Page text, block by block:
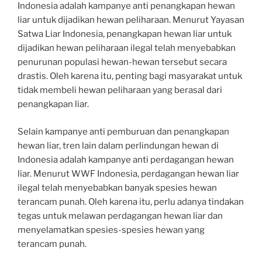
Indonesia adalah kampanye anti penangkapan hewan
liar untuk dijadikan hewan peliharaan. Menurut Yayasan
Satwa Liar Indonesia, penangkapan hewan liar untuk
dijadikan hewan peliharaan ilegal telah menyebabkan
penurunan populasi hewan-hewan tersebut secara
drastis. Oleh karena itu, penting bagi masyarakat untuk
tidak membeli hewan peliharaan yang berasal dari
penangkapan liar.
Selain kampanye anti pemburuan dan penangkapan
hewan liar, tren lain dalam perlindungan hewan di
Indonesia adalah kampanye anti perdagangan hewan
liar. Menurut WWF Indonesia, perdagangan hewan liar
ilegal telah menyebabkan banyak spesies hewan
terancam punah. Oleh karena itu, perlu adanya tindakan
tegas untuk melawan perdagangan hewan liar dan
menyelamatkan spesies-spesies hewan yang
terancam punah.